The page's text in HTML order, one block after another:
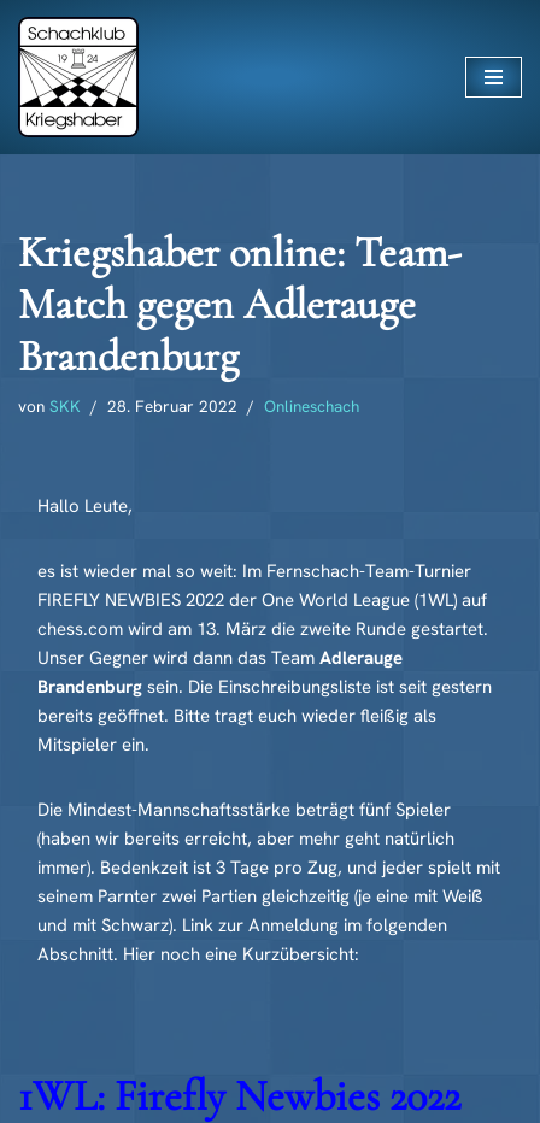
Zum
Inhalt
springen
Kriegshaber online: Team-
Match gegen Adlerauge
Brandenburg
von SKK 28. Februar 2022 Onlineschach
Hallo Leute,
es ist wieder mal so weit: Im Fernschach-Team-Turnier
FIREFLY NEWBIES 2022 der One World League (1WL) auf
chess.com wird am 13. März die zweite Runde gestartet.
Unser Gegner wird dann das Team Adlerauge
Brandenburg sein. Die Einschreibungsliste ist seit gestern
bereits geöffnet. Bitte tragt euch wieder fleißig als
Mitspieler ein.
Die Mindest-Mannschaftsstärke beträgt fünf Spieler
(haben wir bereits erreicht, aber mehr geht natürlich
immer). Bedenkzeit ist 3 Tage pro Zug, und jeder spielt mit
seinem Parnter zwei Partien gleichzeitig (je eine mit Weiß
und mit Schwarz). Link zur Anmeldung im folgenden
Abschnitt. Hier noch eine Kurzübersicht:
1WL: Firefly Newbies 2022